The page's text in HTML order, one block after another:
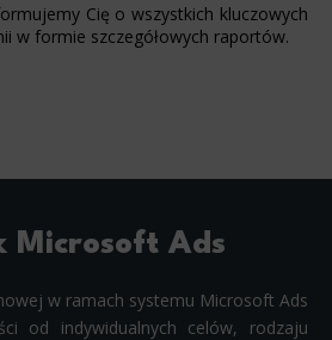
Cię o wszystkich kluczowych
w formie szczegółowych raportów.
Microsoft Ads
w ramach systemu Microsoft Ads
od indywidualnych celów, rodzaju